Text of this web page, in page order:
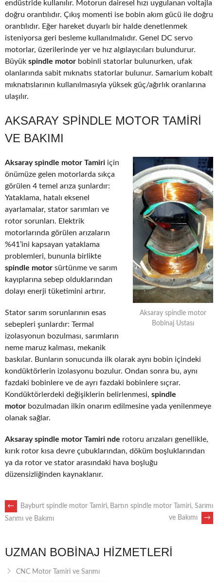
endüstride kullanılır. Motorun dairesel hızı uygulanan voltajla
doğru orantılıdır. Çıkış momenti ise bobin akım gücü ile doğru
orantılıdır. Eğer hareket duyarlı bir halde denetlenmek
isteniyorsa geri besleme kullanılmalıdır. Genel DC servo
motorlar, üzerilerinde yer ve hız algılayıcıları bulundurur.
Büyük spindle motor bobinli statorlar bulunurken, ufak
olanlarında sabit mıknatıs statorlar bulunur. Samarium kobalt
mıknatıslarının kullanılmasıyla yüksek güç/ağırlık oranlarına
ulaşılır.
AKSARAY SPINDLE MOTOR TAMIRI
VE BAKIMI
Aksaray spindle motor
Bobinaj Ustası
Aksaray spindle motor Tamiri için
önümüze gelen motorlarda sıkça
görülen 4 temel arıza şunlardır:
Yataklama, hatalı eksenel
ayarlamalar, stator sarımları ve
rotor sorunları. Elektrik
motorlarında görülen arızaların
%41’ini kapsayan yataklama
problemleri, bununla birlikte
spindle motor sürtünme ve sarım
kayıplarına sebep olduklarından
dolayı enerji tüketimini artırır.
Stator sarım sorunlarının esas
sebepleri şunlardır: Termal
izolasyonun bozulması, sarımların
neme maruz kalması, mekanik
baskılar. Bunların sonucunda ilk olarak aynı bobin içindeki
kondüktörlerin izolasyonu bozulur. Ondan sonra bu, aynı
fazdaki bobinlere ve de ayrı fazdaki bobinlere sıçrar.
Kondüktörlerdeki değişiklerin belirlenmesi, spindle
motor bozulmadan ilkin onarım edilmesine yada yenilenmeye
olanak sağlar.
Aksaray spindle motor Tamiri nde rotoru arızaları genellikle,
kırık rotor kısa devre çubuklarından, döküm boşluklarından
ya da rotor ve stator arasındaki hava boşluğu
düzensizliğinden kaynaklanır.
POST
←
Bayburt spindle motor Tamiri,
Sarımı ve Bakımı
Bartın spindle motor Tamiri, Sarımı
ve Bakımı
→
UZMAN BOBINAJ HIZMETLERI
CNC Motor Tamiri ve Sarımı